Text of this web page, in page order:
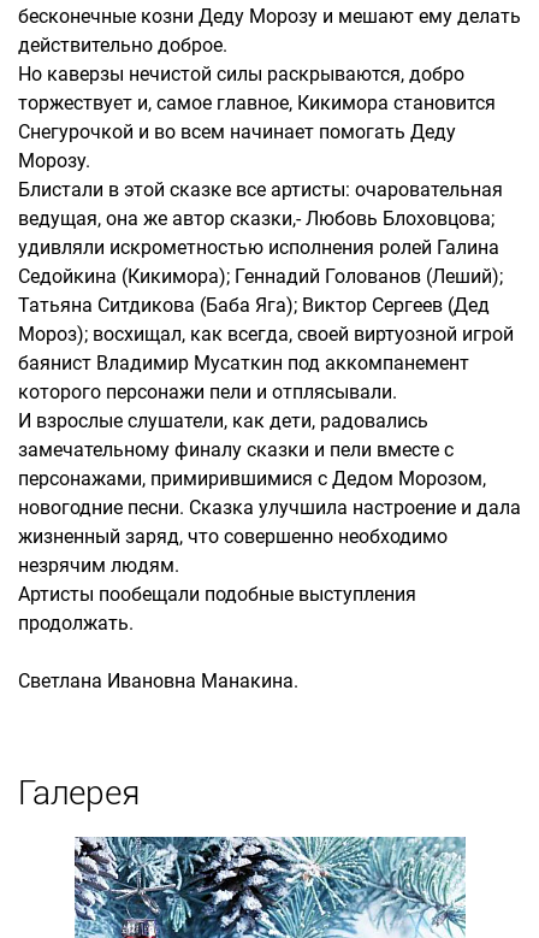
бесконечные козни Деду Морозу и мешают ему делать
действительно доброе.
Но каверзы нечистой силы раскрываются, добро
торжествует и, самое главное, Кикимора становится
Снегурочкой и во всем начинает помогать Деду
Морозу.
Блистали в этой сказке все артисты: очаровательная
ведущая, она же автор сказки,- Любовь Блоховцова;
удивляли искрометностью исполнения ролей Галина
Седойкина (Кикимора); Геннадий Голованов (Леший);
Татьяна Ситдикова (Баба Яга); Виктор Сергеев (Дед
Мороз); восхищал, как всегда, своей виртуозной игрой
баянист Владимир Мусаткин под аккомпанемент
которого персонажи пели и отплясывали.
И взрослые слушатели, как дети, радовались
замечательному финалу сказки и пели вместе с
персонажами, примирившимися с Дедом Морозом,
новогодние песни. Сказка улучшила настроение и дала
жизненный заряд, что совершенно необходимо
незрячим людям.
Артисты пообещали подобные выступления
продолжать.
Светлана Ивановна Манакина.
Галерея